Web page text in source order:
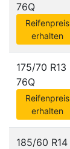
76Q
Reifenpreis
erhalten
175/70 R13
76Q
Reifenpreis
erhalten
185/60 R14